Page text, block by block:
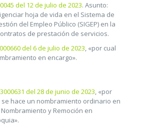
del 12 de julio de 2023. Asunto:
hoja de vida en el Sistema de
del Empleo Público (SIGEP) en la
de prestación de servicios.
del 6 de julio de 2023, «por cual
en encargo».
del 28 de junio de 2023, «por
se hace un nombramiento ordinario en
y Remoción en